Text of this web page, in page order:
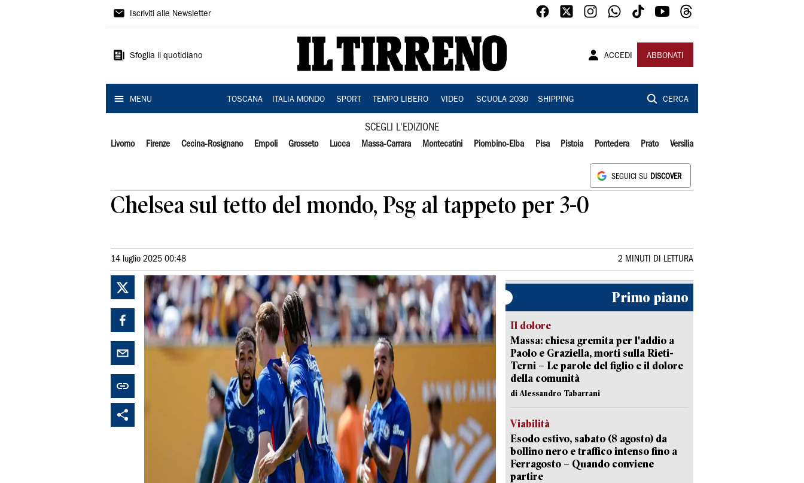
Il
Iscriviti alle Newsletter
Sfoglia il quotidiano ACCEDI ABBONATI
MENU TOSCANA ITALIA MONDO SPORT TEMPO LIBERO VIDEO SCUOLA 2030 SHIPPING CERCA
SCEGLI L'EDIZIONE
Livorno Firenze Cecina-Rosignano Empoli Grosseto Lucca Massa-Carrara Montecatini Piombino-Elba Pisa Pistoia Pontedera Prato Versilia
SEGUICI SU DISCOVER
Chelsea sul tetto del mondo, Psg al tappeto per 3-0
14 luglio 2025 00:48 2 MINUTI DI LETTURA
Primo piano
Il dolore
Massa: chiesa gremita per l'addio a
Paolo e Graziella, morti sulla Rieti-
Terni – Le parole del figlio e il dolore
della comunità
di Alessandro Tabarrani
Viabilità
Esodo estivo, sabato (8 agosto) da
bollino nero e traffico intenso fino a
Ferragosto – Quando conviene
partire